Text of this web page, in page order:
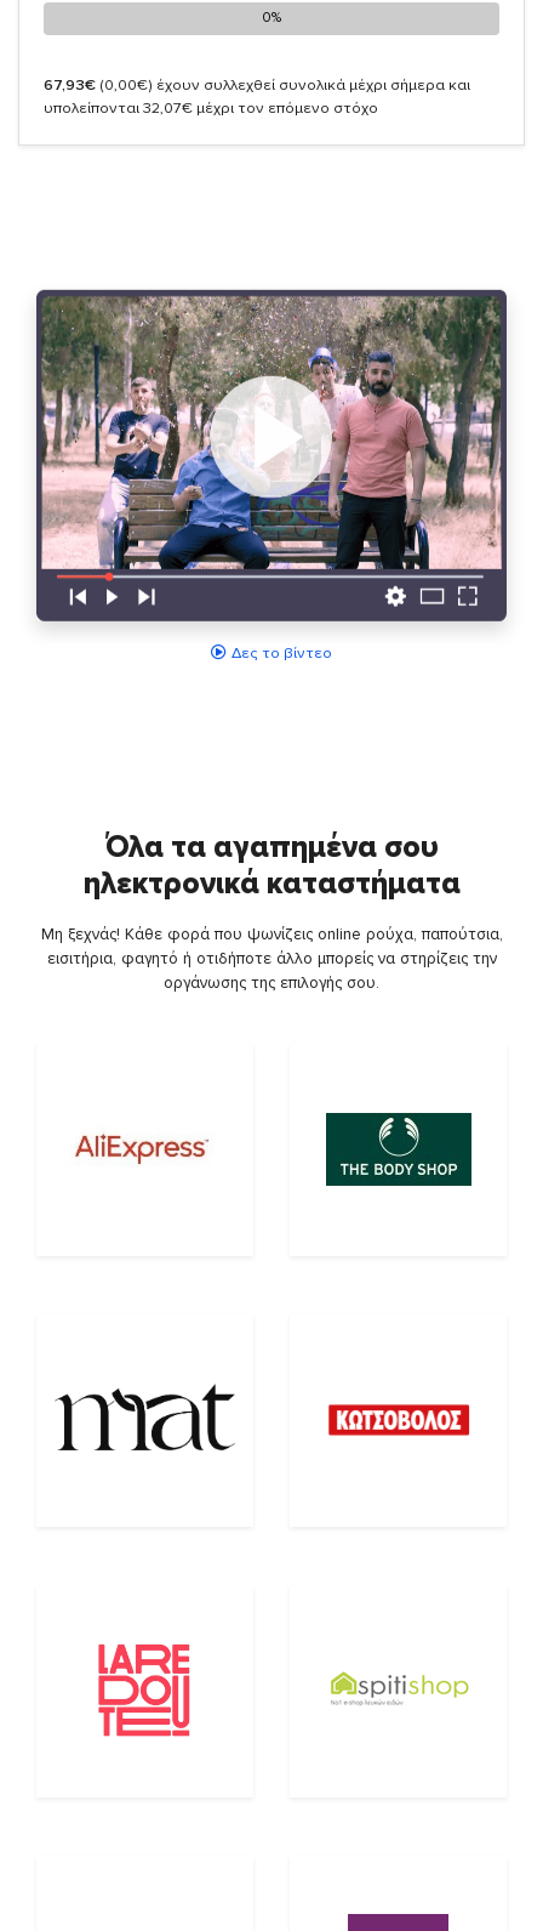
0%
0%
67,93€ (0,00€) έχουν συλλεχθεί συνολικά μέχρι σήμερα και
υπολείπονται 32,07€ μέχρι τον επόμενο στόχο
Δες το βίντεο
Όλα τα αγαπημένα σου
ηλεκτρονικά καταστήματα
Μη ξεχνάς! Κάθε φορά που ψωνίζεις online ρούχα, παπούτσια,
εισιτήρια, φαγητό ή οτιδήποτε άλλο μπορείς να στηρίζεις την
οργάνωσης της επιλογής σου.